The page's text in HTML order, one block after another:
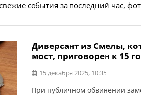
события за последний час,
Диверсант из Смелы,
мост, приговорен к 15
15 декабря 2025, 10:35
При публичном обвинении